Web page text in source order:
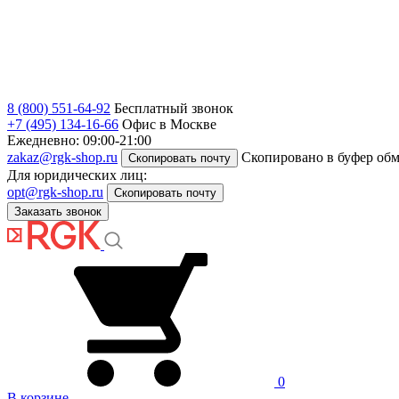
8 (800) 551-64-92 Бесплатный звонок
+7 (495) 134-16-66 Офис в Москве
Ежедневно: 09:00-21:00
zakaz@rgk-shop.ru
Скопировать почту
Скопировано в буфер
Для юридических лиц:
opt@rgk-shop.ru
Скопировать почту
Заказать звонок
0